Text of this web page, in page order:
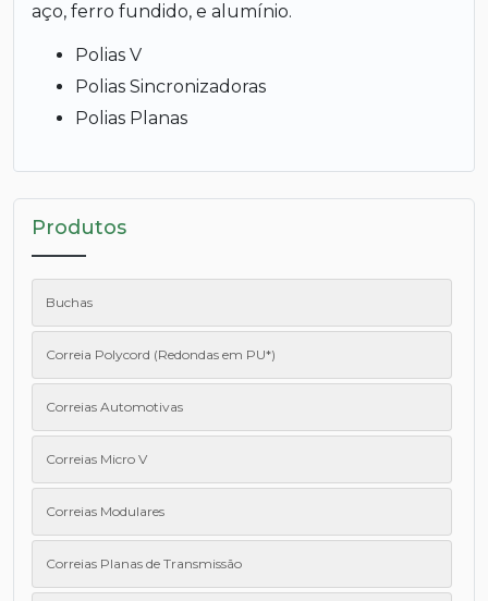
aço, ferro fundido, e alumínio.
Polias V
Polias Sincronizadoras
Polias Planas
Produtos
Buchas
Correia Polycord (Redondas em PU*)
Correias Automotivas
Correias Micro V
Correias Modulares
Correias Planas de Transmissão